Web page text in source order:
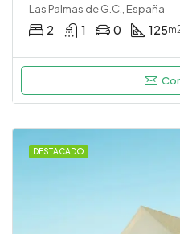
Las Palmas de G.C., España
2 1 0 125
DESTACADO